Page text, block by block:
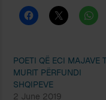
POETI QË ECI MAJAVE
MURIT PËRFUNDI
SHQIPEVE
2 June 2019